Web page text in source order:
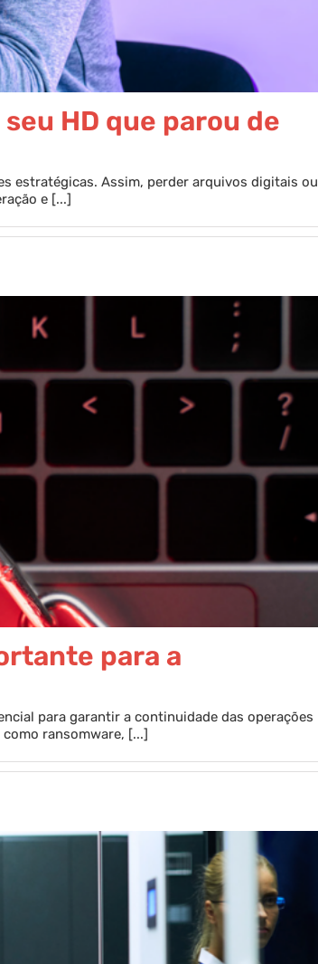
HD que parou de
estratégicas. Assim, perder arquivos digitais ou
e [...]
para a
para garantir a continuidade das operações
ransomware, [...]